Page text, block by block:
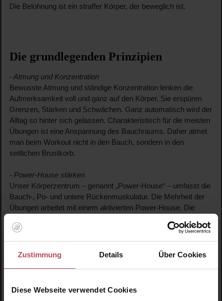
Zustimmung Details Über Cookies
Diese Webseite verwendet Cookies
Die Belohnung ist ein straffer Körper, der beweglich ist.
Die grundlegenden Prinzipien
- Atmung und Konzentration
Bewusste Atmung und ständige Konzentration lenken die
Aufmerksamkeit voll und ganz auf den Körper. Sie erspüren
Grenzen, Stärken und Schwächen. Ganz automatisch wird der
Alltag so hinter sich gelassen. Charakteristisch für die meisten
Übungen ist eine Anspannung des Bauchraums. Daher atmet
man beim Workout nicht in den Bauch, sondern in den
seitlichen Brustkorb.
- Power-House stärken
Unser Körperzentrum – genannt „Power-House“ – umfasst die
Bauch-, Po- und untere Rückenmuskulatur. Die Mehrheit der
Übungen arbeitet mit einem aktivierten Power-House. Die
und rückenfreundliche Haltung. Dem Rest des Körpers wird so
eine freiere Beweglichkeit verschafft.
Bewegungen verhindern ein Verkrampfen oder Verhärten der